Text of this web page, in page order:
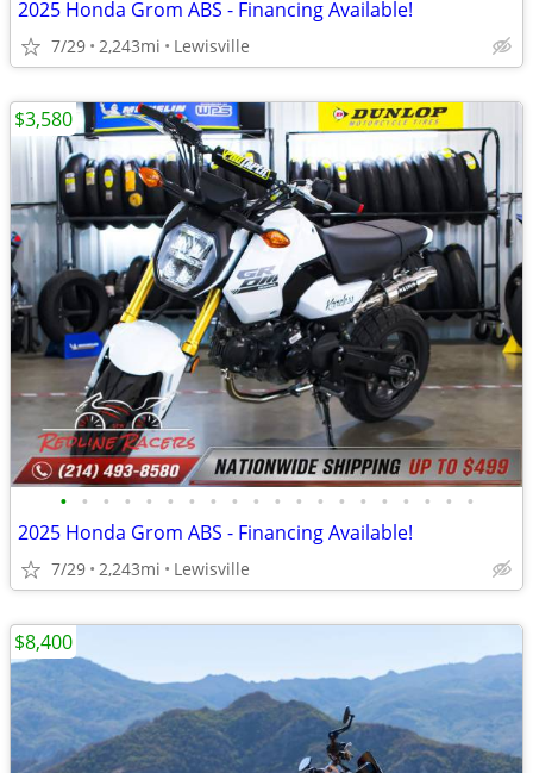
2025 Honda Grom ABS - Financing Available!
7/29 2,243mi Lewisville
• • • • • • • • • • • • • • • • • • • •
2025 Honda Grom ABS - Financing Available!
7/29 2,243mi Lewisville
$3,580
$8,400